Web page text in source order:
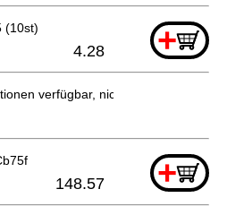
(10st) +
4.28
verfügbar, nicht bestellbar
+
148.57